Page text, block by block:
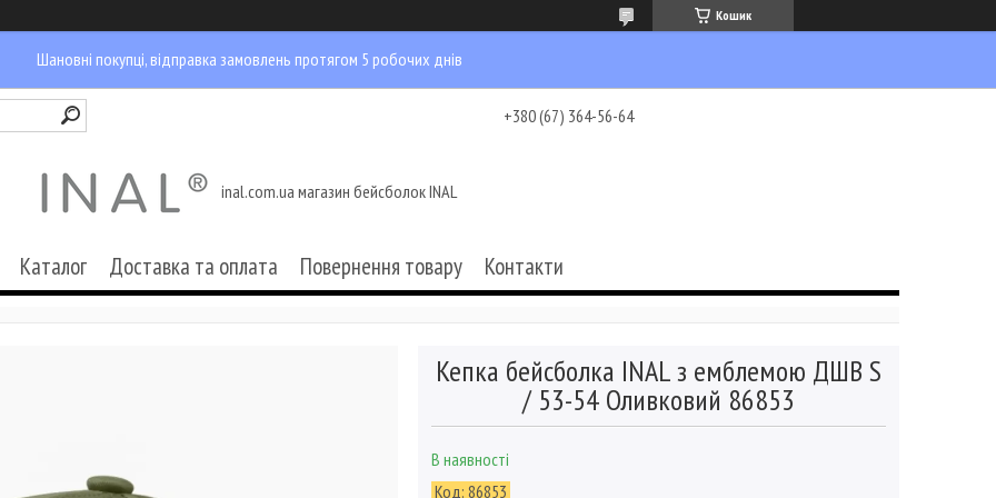
Кошик
Шановні покупці, відправка замовлень протягом 5 робочих днів
+380 (67) 364-56-64
inal.com.ua магазин бейсболок INAL
Каталог Доставка та оплата Повернення товару Контакти
Кепка бейсболка INAL з емблемою ДШВ S
/ 53-54 Оливковий 86853
В наявності
Код: 86853